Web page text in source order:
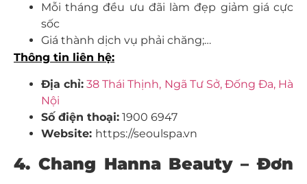
Mỗi tháng đều ưu đãi làm đẹp giảm giá cực
sốc
Giá thành dịch vụ phải chăng;…
Thông tin liên hệ:
Địa chỉ: 38 Thái Thịnh, Ngã Tư Sở, Đống Đa, Hà
Nội
Số điện thoại: 1900 6947
Website: https://seoulspa.vn
4. Chang Hanna Beauty – Đơn